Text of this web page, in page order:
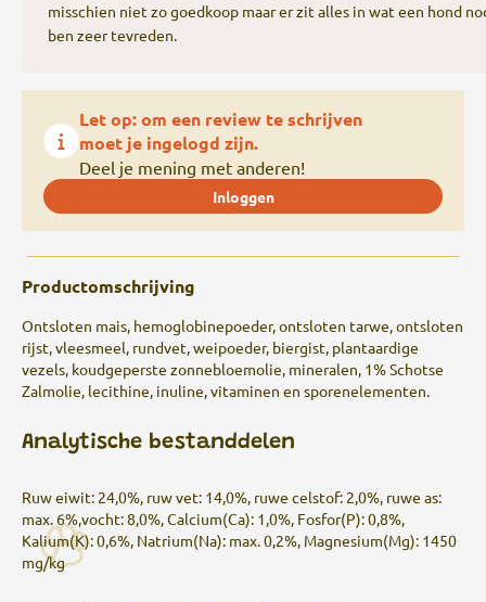
misschien niet zo goedkoop maar er zit alles in wat een hond
ben zeer tevreden.
Let op: om een review te schrijven
moet je ingelogd zijn.
Deel je mening met anderen!
Inloggen
Productomschrijving
Ontsloten mais, hemoglobinepoeder, ontsloten tarwe, ontsloten
rijst, vleesmeel, rundvet, weipoeder, biergist, plantaardige
vezels, koudgeperste zonnebloemolie, mineralen, 1% Schotse
Zalmolie, lecithine, inuline, vitaminen en sporenelementen.
Analytische bestanddelen
Ruw eiwit: 24,0%, ruw vet: 14,0%, ruwe celstof: 2,0%, ruwe as:
max. 6%,vocht: 8,0%, Calcium(Ca): 1,0%, Fosfor(P): 0,8%,
Kalium(K): 0,6%, Natrium(Na): max. 0,2%, Magnesium(Mg): 1450
mg/kg